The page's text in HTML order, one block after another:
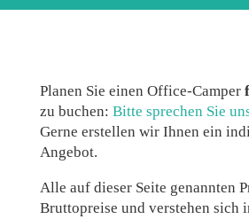
Planen Sie einen Office-Camper
zu buchen: Bitte sprechen Sie
Gerne erstellen wir Ihnen ein
Angebot.
Alle auf dieser Seite genannten
Bruttopreise und verstehen sich